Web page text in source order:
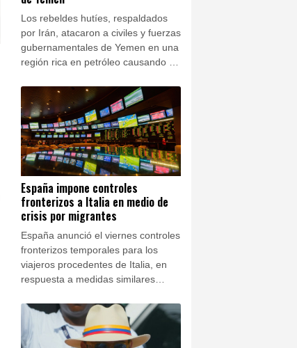
Los rebeldes hutíes, respaldados
por Irán, atacaron a civiles y fuerzas
gubernamentales de Yemen en una
región rica en petróleo causando al
según un ministro y una fuente
militar.
España impone controles
fronterizos a Italia en medio de
crisis por migrantes
España anunció el viernes controles
fronterizos temporales para los
viajeros procedentes de Italia, en
respuesta a medidas similares
masiva de migrantes a Ceuta a
finales de julio.